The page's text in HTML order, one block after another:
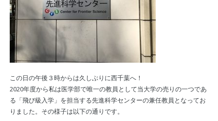
この日の午後３時からは久しぶりに西千葉へ！
2020年度から私は医学部で唯一の教員として当大学の売りの一つであ
る「飛び級入学」を担当する先進科学センターの兼任教員となってお
りました。その様子は以下の通りです。